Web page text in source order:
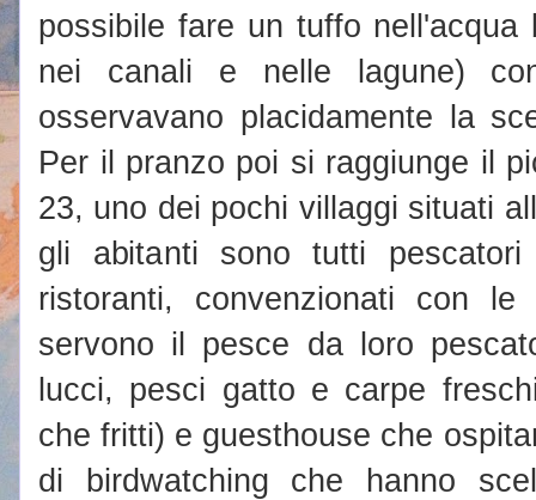
possibile fare un tuffo nell'acqua
nei canali e nelle lagune)
osservavano placidamente la
Per il pranzo poi si raggiunge il
23, uno dei pochi villaggi situati
gli abitanti sono tutti
ristoranti, convenzionati con
servono il pesce da loro
lucci, pesci gatto e carpe
che fritti) e guesthouse che
di birdwatching che hanno